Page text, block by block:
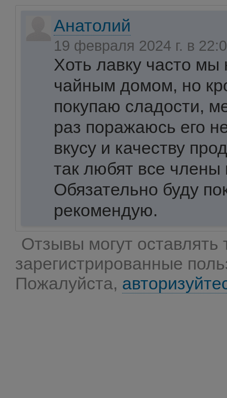
Анатолий
19 февраля 2024 г. в
Хоть лавку часто
чайным домом, но
покупаю сладости,
раз поражаюсь его
вкусу и качеству
так любят все
Обязательно буду
рекомендую.
Отзывы могут оставлять
зарегистрированные
Пожалуйста,